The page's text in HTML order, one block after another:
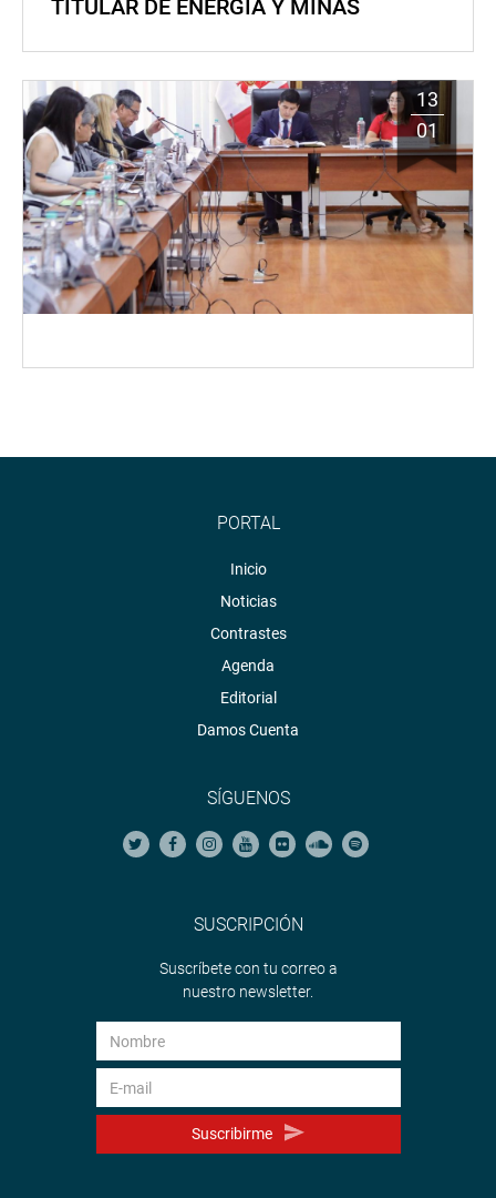
TITULAR DE ENERGÍA Y MINAS
13
01
PORTAL
Inicio
Noticias
Contrastes
Agenda
Editorial
Damos Cuenta
SÍGUENOS
SUSCRIPCIÓN
Suscríbete con tu correo a
nuestro newsletter.
Suscribirme